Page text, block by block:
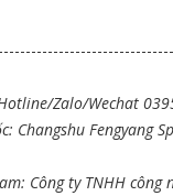
Zalo/Wechat
Changshu Fengyang
Công ty TNHH công